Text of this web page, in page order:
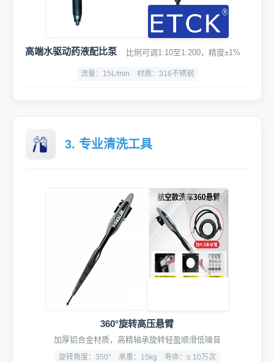
高端水驱动药液配比泵 比例可调1:10至1:200，精度±1%
流量：15L/min 材质：316不锈钢
3. 专业清洗工具
360°旋转高压悬臂
加厚铝合金材质，高精轴承旋转轻盈顺滑低噪音
旋转角度：350° 承重：15kg 寿命：≥ 10万次